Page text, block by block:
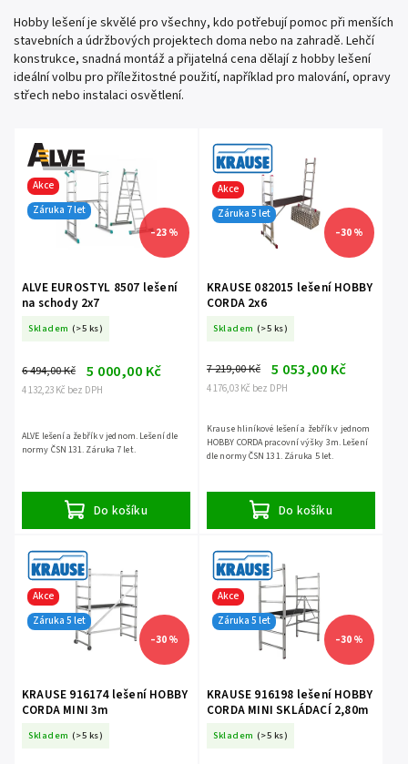
Hobby lešení je skvělé pro všechny, kdo potřebují pomoc při menších
stavebních a údržbových projektech doma nebo na zahradě. Lehčí
konstrukce, snadná montáž a přijatelná cena dělají z hobby lešení
ideální volbu pro příležitostné použití, například pro malování, opravy
střech nebo instalaci osvětlení.
Akce
Záruka 7 let
–23 %
ALVE EUROSTYL 8507 lešení
na schody 2x7
Skladem (>5 ks)
4 132,23 Kč bez DPH
6 494,00 Kč 5 000,00 Kč
Do košíku
ALVE lešení a žebřík v jednom. Lešení dle
normy ČSN 131. Záruka 7 let.
Akce
Záruka 5 let
–30 %
KRAUSE 082015 lešení HOBBY
CORDA 2x6
Skladem (>5 ks)
4 176,03 Kč bez DPH
7 219,00 Kč 5 053,00 Kč
Do košíku
Krause hliníkové lešení a žebřík v jednom
HOBBY CORDA pracovní výšky 3m. Lešení
dle normy ČSN 131. Záruka 5 let.
Akce
Záruka 5 let
–30 %
KRAUSE 916174 lešení HOBBY
CORDA MINI 3m
Skladem (>5 ks)
Akce
Záruka 5 let
–30 %
KRAUSE 916198 lešení HOBBY
CORDA MINI SKLÁDACÍ 2,80m
Skladem (>5 ks)